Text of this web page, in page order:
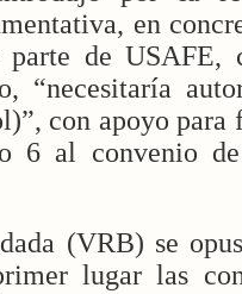
en
parte de
“necesitaría
con apoyo para
6 al convenio de
(VRB) se
lugar las